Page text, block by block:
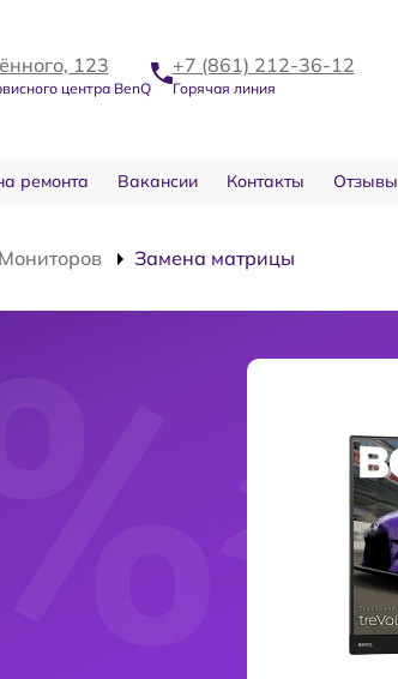
123
центра BenQ
+7 (861) 212-36-12
Горячая линия
ремонта Вакансии Контакты Отзывы
Замена матрицы